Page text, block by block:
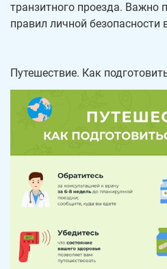
транзитного проезда. Важно
правил личной безопасности
Путешествие. Как